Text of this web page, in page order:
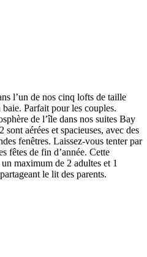
l’un de nos cinq lofts de taille
baie. Parfait pour les couples.
de l’île dans nos suites Bay
aérées et spacieuses, avec des
fenêtres. Laissez-vous tenter par
fêtes de fin d’année. Cette
maximum de 2 adultes et 1
le lit des parents.